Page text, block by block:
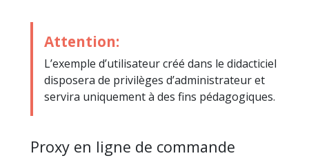
Attention:
L’exemple d’utilisateur créé dans le didacticiel
disposera de privilèges d’administrateur et
servira uniquement à des fins pédagogiques.
Proxy en ligne de commande